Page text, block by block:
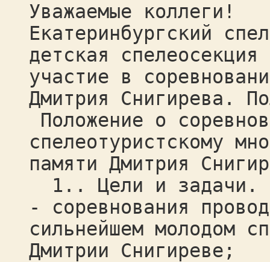
Уважаемые коллеги!
Екатеринбургский
детская
участие в
Дмитрия Снигирева.
Положение о
спелеотуристскому
памяти Дмитрия
1.. Цели и задачи.
- соревнования
сильнейшем молодом
Дмитрии Снигиреве;